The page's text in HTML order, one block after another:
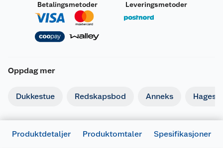
Betalingsmetoder Leveringsmetoder
Oppdag mer
Dukkestue Redskapsbod Anneks
Produktdetaljer Produktomtaler Spesifikasjoner